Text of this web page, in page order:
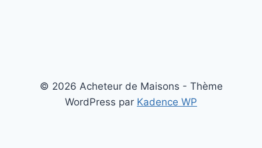
© 2026 Acheteur de Maisons - Thème
WordPress par Kadence WP